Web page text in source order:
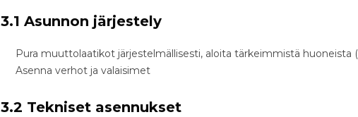
3.1 Asunnon järjestely
Pura muuttolaatikot järjestelmällisesti, aloita tärkeimmistä huoneista
Asenna verhot ja valaisimet
3.2 Tekniset asennukset